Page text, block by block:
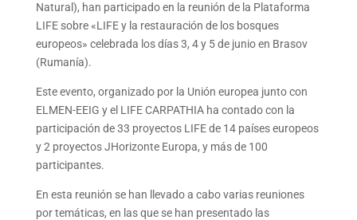
Natural), han participado en la reunión de la Plataforma
LIFE sobre «LIFE y la restauración de los bosques
europeos» celebrada los días 3, 4 y 5 de junio en Brasov
(Rumanía).
Este evento, organizado por la Unión europea junto con
ELMEN-EEIG y el LIFE CARPATHIA ha contado con la
participación de 33 proyectos LIFE de 14 países europeos
y 2 proyectos JHorizonte Europa, y más de 100
participantes.
En esta reunión se han llevado a cabo varias reuniones
por temáticas, en las que se han presentado las